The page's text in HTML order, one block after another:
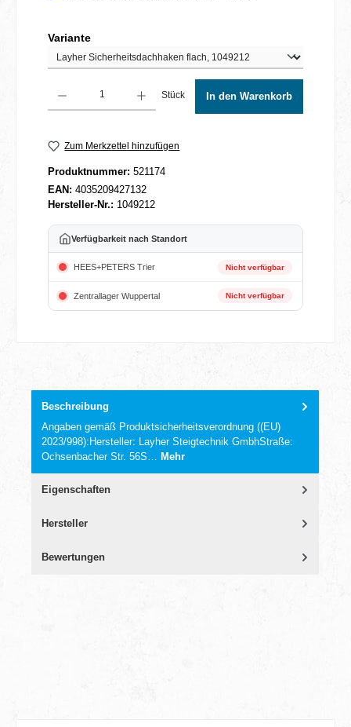
Varianteauswählen
Stück In den Warenkorb
Zum Merkzettel hinzufügen
Produktnummer: 521174
EAN: 4035209427132
Hersteller-Nr.: 1049212
Verfügbarkeit nach Standort
HEES+PETERS Trier Nicht verfügbar
Zentrallager Wuppertal Nicht verfügbar
Beschreibung
Angaben gemäß Produktsicherheitsverordnung ((EU)
2023/998):Hersteller: Layher Steigtechnik GmbhStraße:
Ochsenbacher Str. 56S… Mehr
Eigenschaften
Hersteller
Bewertungen